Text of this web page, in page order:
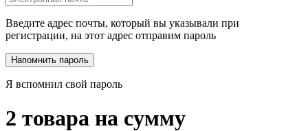
Введите адрес почты, который вы указывали при
регистрации, на этот адрес отправим пароль
Я вспомнил свой пароль
2 товара на сумму